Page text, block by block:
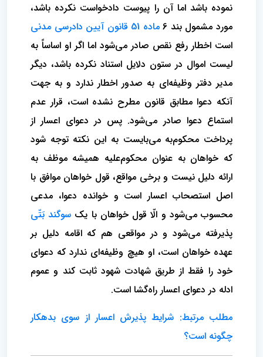
نموده باشد اما آن را پیوست دادخواست نکرده باشد،
مورد مشمول بند 6
ماده 51 قانون آیین دادرسی مدنی
است اخطار رفع نقص صادر می‌شود اما اگر او اساساً به
لیست اموال در ستون دلایل استناد نکرده باشد، دیگر
مدیر دفتر وظیفه‌ای به صدور اخطار ندارد و به جهت
آنکه دعوا مطابق قانون مطرح نشده است، قرار عدم
استماع دعوا صادر می‌شود. پس در دعوای اعسار از
پرداخت محکوم‌به می‌بایست به این نکته توجه شود
که خواهان به عنوان محکوم‌علیه همیشه موظف به
ارائه دلیل نیست و برخی مواقع، قول خواهان موافق با
اصل استصحاب اعسار است و خوانده دعوا، مدعی
محسوب می‌شود و الّا قول خواهان با یک سوگند بَتّی
پذیرفته می‌شود و‌ در مواقعی هم که اقامه دلیل بر
عهده خواهان است، او هیچ وظیفه‌ای ندارد که دعوای
خود را فقط از طریق شهادت شهود ثابت کند و عموم
ادله در دعوای اعسار راه‌گشا است.
مطلب مرتبط: شرایط پذیرش اعسار از سوی بدهکار
چگونه است؟